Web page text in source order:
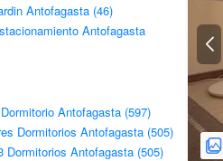
Antofagasta (46)
Antofagasta
Antofagasta (597)
Dormitorios Antofagasta (505)
Dormitorios Antofagasta (505)